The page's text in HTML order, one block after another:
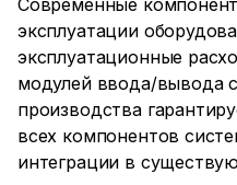
Современные
эксплуатации
эксплуатационные
модулей ввода/вывода
производства
всех компонентов
интеграции в